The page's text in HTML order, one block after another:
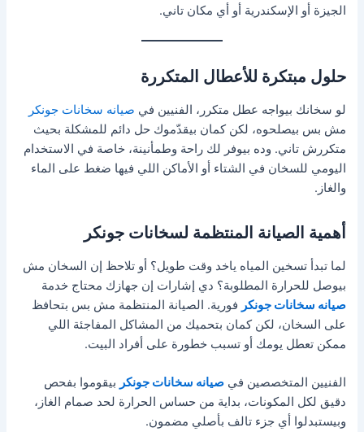
الجيزة أو الإسكندرية أو أي مكان تاني.
حلول مبتكرة للأعطال المتكررة
لو سخانك بيواجه عطل متكرر، الفنيين في صيانه سخانات جونكر
مش بس بيصلحوه، لكن كمان بيقدّموك حل دائم للمشكلة بحيث
متكررش تاني. وده بيوفر لك راحة وطمأنينة، خاصة في الاستخدام
اليومي للسخان في الشتاء أو الأماكن اللي فيها ضغط على الماء
والغاز.
أهمية الصيانة المنتظمة لسخانات جونكر
لما تبدأ تسخين المياه ياخد وقت طويل؟ أو تلاحظ إن السخان مش
بيوصل للحرارة المطلوبة؟ دي إشارات إن جهازك محتاج خدمة
صيانه سخانات جونكر فورية. الصيانة المنتظمة مش بس بتحافظ
على السخان، لكن كمان بتحميك من المشاكل المفاجئة اللي
ممكن تعطل يومك أو تسبب خطورة على أفراد البيت.
الفنيين المتخصصين فيصيانه سخانات جونكر بيقوموا بفحص
دقيق لكل المكونات، بداية من حساس الحرارة لحد صمام الغاز،
وبيستبدلوا أي جزء تالف بأصلي مضمون.